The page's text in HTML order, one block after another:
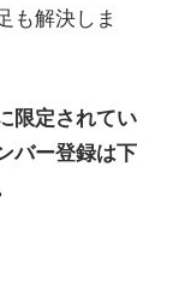
も解決しま
限定されてい
バー登録は下